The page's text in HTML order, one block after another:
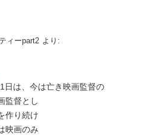
ィーpart2 より:
日は、今は亡き映画監督の
監督とし
作り続け
映画のみ